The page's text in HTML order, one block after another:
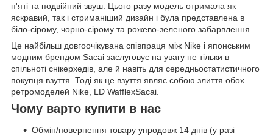
п'яті та подвійний звуш. Цього разу модель отримала як
яскравий, так і стриманіший дизайн і була представлена в
біло-сірому, чорно-сірому та рожево-зеленого забарвлення.
Це найбільш довгоочікувана співпраця між Nike і японським
модним брендом Sacai заслуговує на увагу не тільки в
спільноті снікерхедів, але й навіть для середньостатистичного
покупця взуття. Тоді як це взуття являє собою злиття обох
ретромоделей Nike, LD WafflexSacai.
Чому варто купити в нас
Обмін/повернення товару упродовж 14 днів (у разі